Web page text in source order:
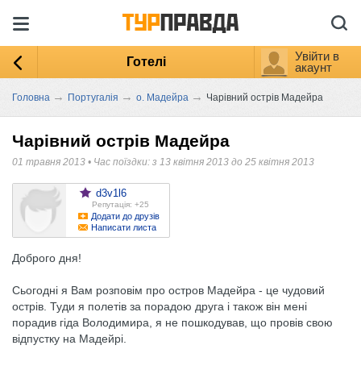
Готелі
Увійти в
акаунт
Головна → Португалія → о. Мадейра → Чарівний острів Мадейра
Чарівний острів Мадейра
01 травня 2013 • Час поїздки: з 13 квітня 2013 до 25 квітня 2013
d3v1l6
Репутація: +25
Додати до друзів
Написати листа
Доброго дня!
Сьогодні я Вам розповім про остров Мадейра - це чудовий
острів. Туди я полетів за порадою друга і також він мені
порадив гіда Володимира, я не пошкодував, що провів свою
відпустку на Мадейрі.